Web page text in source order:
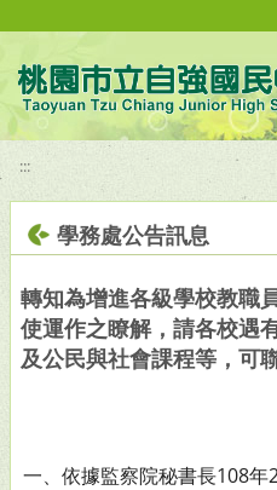
:::
學務處公告訊息
轉知為增進各級學校教職
使運作之瞭解，請各校遇
及公民與社會課程等，可
一、依據監察院秘書長108年